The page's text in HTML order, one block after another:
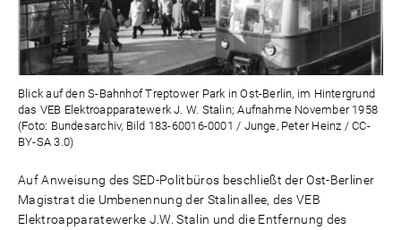
Blick auf den S-Bahnhof Treptower Park in Ost-Berlin, im Hintergrund
das VEB Elektroapparatewerk J. W. Stalin; Aufnahme November 1958
(Foto: Bundesarchiv, Bild 183-60016-0001 / Junge, Peter Heinz / CC-
BY-SA 3.0)
Auf Anweisung des SED-Politbüros beschließt der Ost-Berliner
Magistrat die Umbenennung der Stalinallee, des VEB
Elektroapparatewerke J.W. Stalin und die Entfernung des